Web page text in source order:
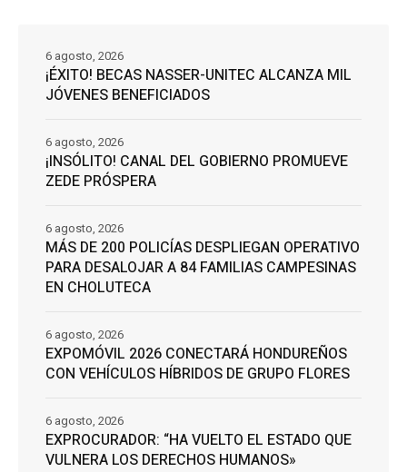
¡ÉXITO! BECAS NASSER-UNITEC ALCANZA MIL
JÓVENES BENEFICIADOS
6 agosto, 2026
¡INSÓLITO! CANAL DEL GOBIERNO PROMUEVE
ZEDE PRÓSPERA
6 agosto, 2026
MÁS DE 200 POLICÍAS DESPLIEGAN OPERATIVO
PARA DESALOJAR A 84 FAMILIAS CAMPESINAS
EN CHOLUTECA
6 agosto, 2026
EXPOMÓVIL 2026 CONECTARÁ HONDUREÑOS
CON VEHÍCULOS HÍBRIDOS DE GRUPO FLORES
6 agosto, 2026
EXPROCURADOR: “HA VUELTO EL ESTADO QUE
VULNERA LOS DERECHOS HUMANOS»
6 agosto, 2026